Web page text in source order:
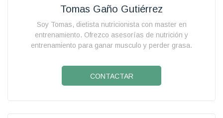
Tomas Gaño Gutiérrez
Soy Tomas, dietista nutricionista con master en
entrenamiento. Ofrezco asesorías de nutrición y
entrenamiento para ganar musculo y perder grasa.
CONTACTAR